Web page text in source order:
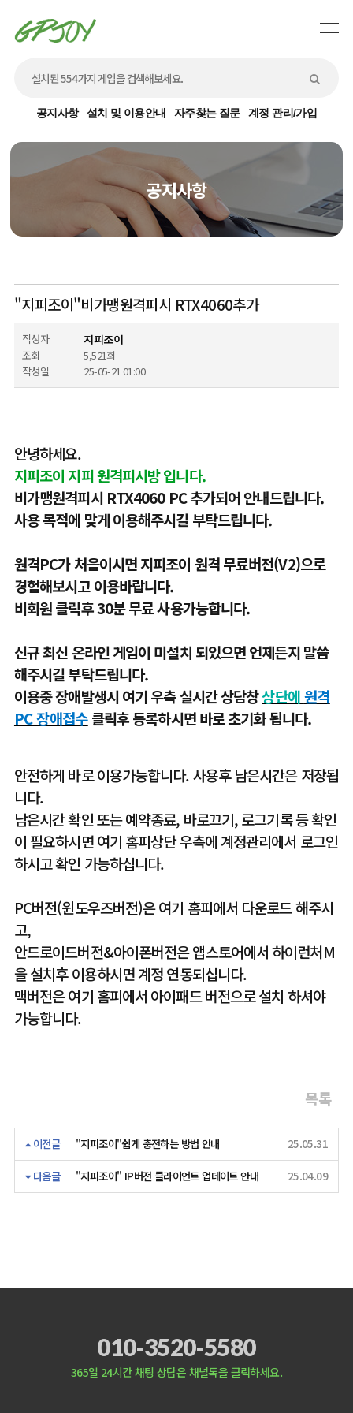
공지사항 설치 및 이용안내 자주찾는 질문 계정 관리/가입
공지사항
"지피조이"비가맹원격피시 RTX4060추가
작성자 지피조이
조회
5,521회
작성일
25-05-21 01:00
안녕하세요.
지피조이 지피 원격피시방 입니다.
비가맹원격피시 RTX4060 PC 추가되어 안내드립니다.
사용 목적에 맞게 이용해주시길 부탁드립니다.
원격PC가 처음이시면 지피조이 원격 무료버전(V2)으로
경험해보시고 이용바랍니다.
비회원 클릭후 30분 무료 사용가능합니다.
신규 최신 온라인 게임이 미설치 되있으면 언제든지 말씀
해주시길 부탁드립니다.
이용중 장애발생시 여기 우측 실시간 상담창상단에원격
PC 장애접수클릭후 등록하시면 바로 초기화 됩니다.
안전하게 바로 이용가능합니다. 사용후 남은시간은 저장됩
니다.
남은시간 확인 또는 예약종료, 바로끄기, 로그기록 등 확인
이 필요하시면 여기 홈피상단 우측에 계정관리에서 로그인
하시고 확인 가능하십니다.
PC버전(윈도우즈버전)은 여기 홈피에서 다운로드 해주시
고,
안드로이드버전&아이폰버전은 앱스토어에서 하이런처M
을 설치후 이용하시면 계정 연동되십니다.
맥버전은 여기 홈피에서 아이패드 버전으로 설치 하셔야
가능합니다.
목록
이전글 "지피조이"쉽게 충전하는 방법 안내 25.05.31
다음글 "지피조이" IP버전 클라이언트 업데이트 안내 25.04.09
010-3520-5580
365일 24시간 채팅 상담은 채널톡을 클릭하세요.